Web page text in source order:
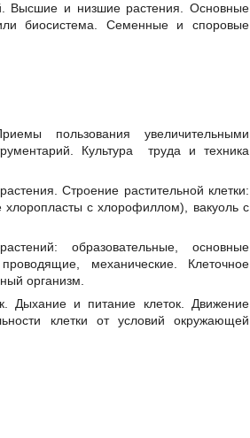
Высшие и низшие растения. Основные
биосистема. Семенные и споровые
пользования увеличительными
Культура труда и техника
Строение растительной клетки:
с хлорофиллом), вакуоль с
образовательные, основные
механические. Клеточное
организм.
Дыхание и питание клеток. Движение
клетки от условий окружающей